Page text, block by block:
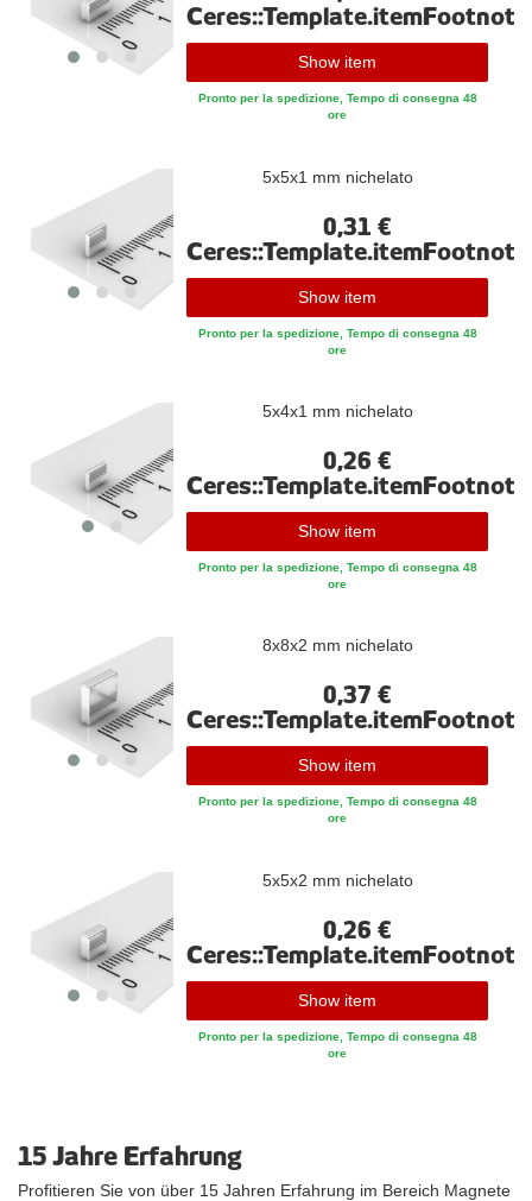
Ceres::Template.itemFootnote
Show item
Pronto per la spedizione, Tempo di consegna 48
ore
5x5x1 mm nichelato
0,31 €
Ceres::Template.itemFootnote
Show item
Pronto per la spedizione, Tempo di consegna 48
ore
5x4x1 mm nichelato
0,26 €
Ceres::Template.itemFootnote
Show item
Pronto per la spedizione, Tempo di consegna 48
ore
8x8x2 mm nichelato
0,37 €
Ceres::Template.itemFootnote
Show item
Pronto per la spedizione, Tempo di consegna 48
ore
5x5x2 mm nichelato
0,26 €
Ceres::Template.itemFootnote
Show item
Pronto per la spedizione, Tempo di consegna 48
ore
15 Jahre Erfahrung
Profitieren Sie von über 15 Jahren Erfahrung im Bereich Magnete